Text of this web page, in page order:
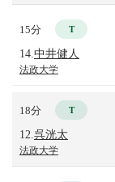
15分 T
14. 中井健人
法政大学
18分 T
12. 呉洸太
法政大学